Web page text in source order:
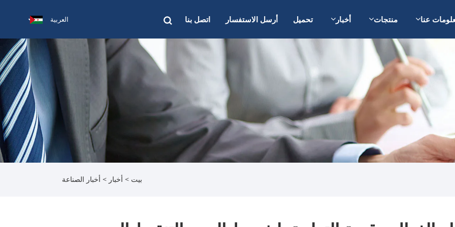
عنا منتجات أخبار تحميل أرسل الاستفسار اتصل بنا العربية
بيت > أخبار > أخبار الصناعة